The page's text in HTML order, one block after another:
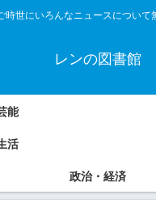
時世にいろんなニュースについ
レンの図書館
能
活
政治・経済